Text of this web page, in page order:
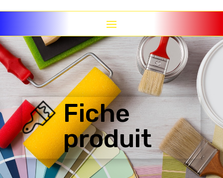
Fiche
produit